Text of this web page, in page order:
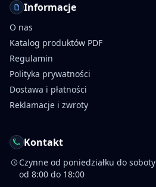
Informacje
O nas
Katalog produktów PDF
Regulamin
Polityka prywatności
Dostawa i płatności
Reklamacje i zwroty
Kontakt
Czynne od poniedziałku do soboty
od 8:00 do 18:00